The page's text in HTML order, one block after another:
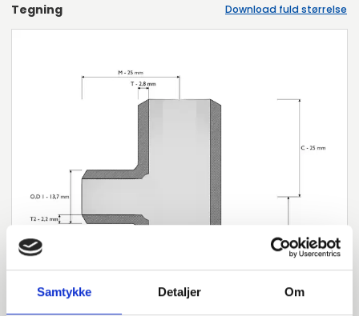
Samtykke Detaljer Om
Tegning Download fuld størrelse